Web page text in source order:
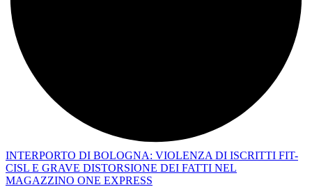
INTERPORTO DI BOLOGNA: VIOLENZA DI ISCRITTI FIT-
CISL E GRAVE DISTORSIONE DEI FATTI NEL
MAGAZZINO ONE EXPRESS